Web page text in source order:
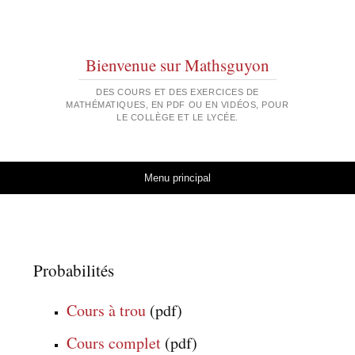
Bienvenue sur Mathsguyon
DES COURS ET DES EXERCICES DE
MATHÉMATIQUES, EN PDF OU EN VIDÉOS, POUR
LE COLLÈGE ET LE LYCÉE.
Menu principal
Probabilités
Cours à trou (pdf)
Cours complet (pdf)